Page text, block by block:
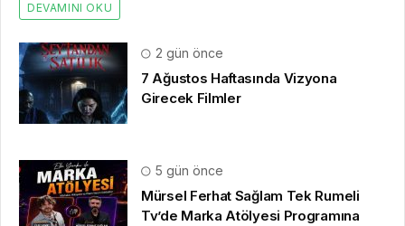
DEVAMINI OKU
2 gün önce
7 Ağustos Haftasında Vizyona
Girecek Filmler
5 gün önce
Mürsel Ferhat Sağlam Tek Rumeli
Tv’de Marka Atölyesi Programına